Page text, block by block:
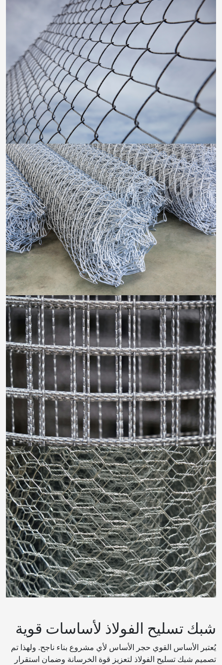
شبك تسليح الفولاذ لأساسات قوية
يُعتبر الأساس القوي حجر الأساس لأي مشروع بناء ناجح. ولهذا تم
تصميم شبك تسليح الفولاذ لتعزيز قوة الخرسانة وضمان استقرار